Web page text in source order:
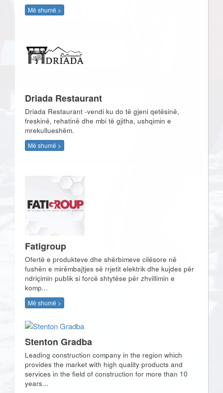
Më shumë >
Driada Restaurant
Driada Restaurant -vendi ku do të gjeni qetësinë,
freskinë, rehatinë dhe mbi të gjitha, ushqimin e
mrekullueshëm.
Më shumë >
Fatigroup
Ofertë e produkteve dhe shërbimeve cilësore në
fushën e mirëmbajtjes së rrjetit elektrik dhe kujdes për
ndriçimin publik si forcë shtytëse për zhvillimin e
komp...
Më shumë >
Stenton Gradba
Leading construction company in the region which
provides the market with high quality products and
services in the field of construction for more than 10
years...